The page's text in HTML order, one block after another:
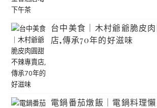
台中美食｜木村爺爺脆皮
店,傳承70年的好滋味
電鍋番茄燉飯｜電鍋料理